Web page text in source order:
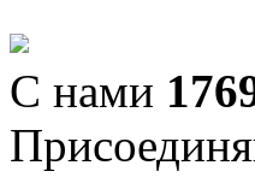
С нами